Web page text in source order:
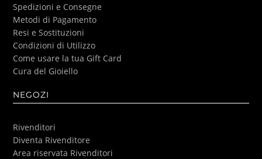
Spedizioni e Consegne
Metodi di Pagamento
Resi e Sostituzioni
Condizioni di Utilizzo
Come usare la tua Gift Card
Cura del Gioiello
NEGOZI
Rivenditori
Diventa Rivenditore
Area riservata Rivenditori